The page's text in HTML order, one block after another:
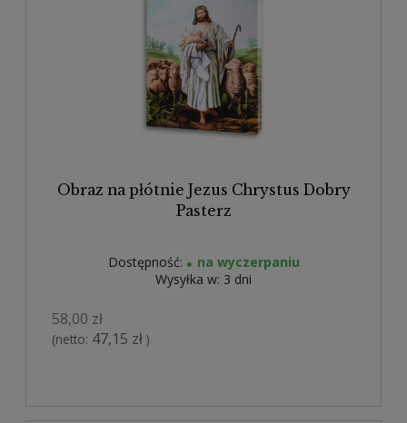
Obraz na płótnie Jezus Chrystus Dobry
Pasterz
Dostępność:
na wyczerpaniu
Wysyłka w: 3 dni
58,00 zł
(netto: 47,15 zł )